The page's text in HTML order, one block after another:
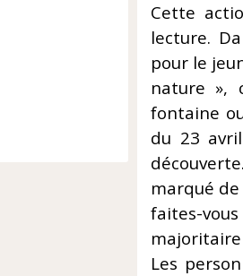
Cette
lecture.
pour le
nature »,
fontaine
du 23
marqué de
faites-
Les